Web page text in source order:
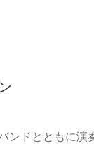
ンドとともに